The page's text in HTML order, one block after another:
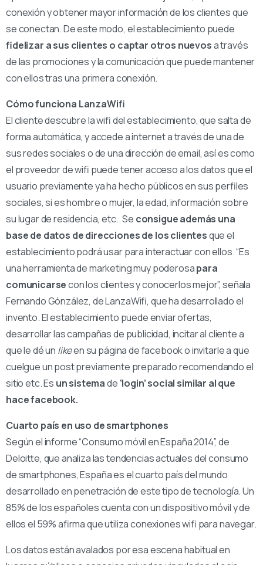
conexión y obtener mayor información de los clientes que
se conectan. De este modo, el establecimiento puede
fidelizar a sus clientes o captar otros nuevosa través
de las promociones y la comunicación que puede mantener
con ellos tras una primera conexión.
Cómo funciona LanzaWifi
El cliente descubre la wifi del establecimiento, que salta de
forma automática, y accede a internet a través de una de
sus redes sociales o de una dirección de email, así es como
el proveedor de wifi puede tener acceso a los datos que el
usuario previamente ya ha hecho públicos en sus perfiles
sociales, si es hombre o mujer, la edad, información sobre
su lugar de residencia, etc.. Se consigue además una
base de datos de direcciones de los clientesque el
establecimiento podrá usar para interactuar con ellos. “Es
una herramienta de marketing muy poderosapara
comunicarsecon los clientes y conocerlos mejor”, señala
Fernando Gónzález, de LanzaWifi, que ha desarrollado el
invento. El establecimiento puede enviar ofertas,
desarrollar las campañas de publicidad, incitar al cliente a
que le dé un likeen su página de facebook o invitarle a que
cuelgue un post previamente preparado recomendando el
sitio etc. Es un sistemade ‘login’ social similar al que
hace facebook.
Cuarto país en uso de smartphones
Según el informe “Consumo móvil en España 2014”, de
Deloitte, que analiza las tendencias actuales del consumo
de smartphones, España es el cuarto país del mundo
desarrollado en penetración de este tipo de tecnología. Un
85% de los españoles cuenta con un dispositivo móvil y de
ellos el 59% afirma que utiliza conexiones wifi para navegar.
Los datos están avalados por esa escena habitual en